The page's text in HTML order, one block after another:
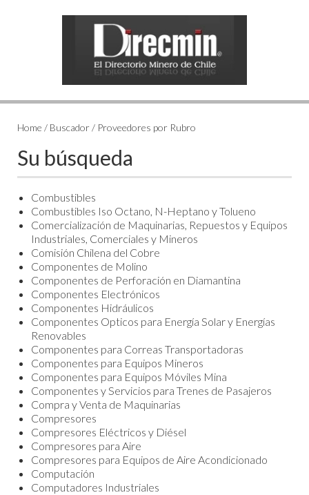
Home / Buscador / Proveedores por Rubro
Su búsqueda
Combustibles
Combustibles Iso Octano, N-Heptano y Tolueno
Comercialización de Maquinarias, Repuestos y Equipos
Industriales, Comerciales y Mineros
Comisión Chilena del Cobre
Componentes de Molino
Componentes de Perforación en Diamantina
Componentes Electrónicos
Componentes Hidráulicos
Componentes Opticos para Energía Solar y Energías
Renovables
Componentes para Correas Transportadoras
Componentes para Equipos Mineros
Componentes para Equipos Móviles Mina
Componentes y Servicios para Trenes de Pasajeros
Compra y Venta de Maquinarias
Compresores
Compresores Eléctricos y Diésel
Compresores para Aire
Compresores para Equipos de Aire Acondicionado
Computación
Computadores Industriales